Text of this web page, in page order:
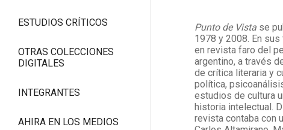
ESTUDIOS CRÍTICOS
OTRAS COLECCIONES
DIGITALES
INTEGRANTES
AHIRA EN LOS MEDIOS
Punto de Vista se
1978 y 2008. En
en revista faro del
argentino, a través
de crítica literaria y
política,
estudios de cultura
historia intelectual.
revista contaba con